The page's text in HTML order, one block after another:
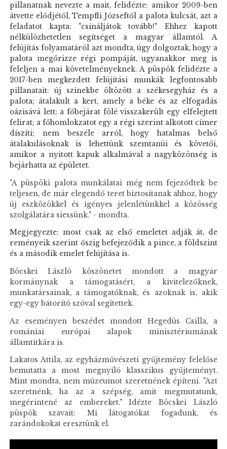
pillanatnak nevezte a mait, felidézte: amikor 2009-ben
átvette elődjétől, Tempfli Józseftől a palota kulcsát, azt a
feladatot kapta: "csináljátok tovább!" Ehhez kapott
nélkülözhetetlen segítséget a magyar államtól. A
felújítás folyamatáról azt mondta, úgy dolgoztak, hogy a
palota megőrizze régi pompáját, ugyanakkor meg is
feleljen a mai követelményeknek. A püspök felidézte a
2017-ben megkezdett felújítási munkák legfontosabb
pillanatait: új színekbe öltözött a székesegyház és a
palota; átalakult a kert, amely a béke és az elfogadás
oázisává lett; a főbejárat fölé visszakerült egy elfelejtett
felirat; a főhomlokzatot egy a régi szerint alkotott címer
díszíti; nem beszéle arról, hogy hatalmas belső
átalakulásoknak is lehettünk szemtanúi és követői,
amikor a nyitott kapuk alkalmával a nagyközönség is
bejárhatta az épületet.
"A püspöki palota munkálatai még nem fejeződtek be
teljesen, de már elegendő teret biztosítanak ahhoz, hogy
új eszközökkel és igényes jelenlétünkkel a közösség
szolgálatára siessünk." - mondta.
Megjegyezte: most csak az első emeletet adják át, de
reményeik szerint őszig befejeződik a pince, a földszint
és a második emelet felújítása is.
Böcskei László köszönetet mondott a magyar
kormánynak a támogatásért, a kivitelezőknek,
munkatársainak, a támogatóknak, és azoknak is, akik
egy-egy bátorító szóval segítettek.
Az eseményen beszédet mondott Hegedüs Csilla, a
romániai európai alapok minisztériumának
államtitkára is.
Lakatos Attila, az egyházművészeti gyűjtemény felelőse
bemutatta a most megnyíló klasszikus gyűjteményt.
Mint mondta, nem múzeumot szeretnének építeni. "Azt
szeretnénk, ha az a szépség, amit megmutatunk,
megérintené az embereket." Idézte Böcskei László
püspök szavait: Mi látogatókat fogadunk, és
zarándokokat eresztünk el.